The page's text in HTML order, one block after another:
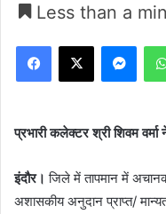
Less than a
Facebook
X
प्रभारी कलेक्टर श्री शिवम
इंदौर। जिले में तापमान में
अशासकीय अनुदान प्राप्त/